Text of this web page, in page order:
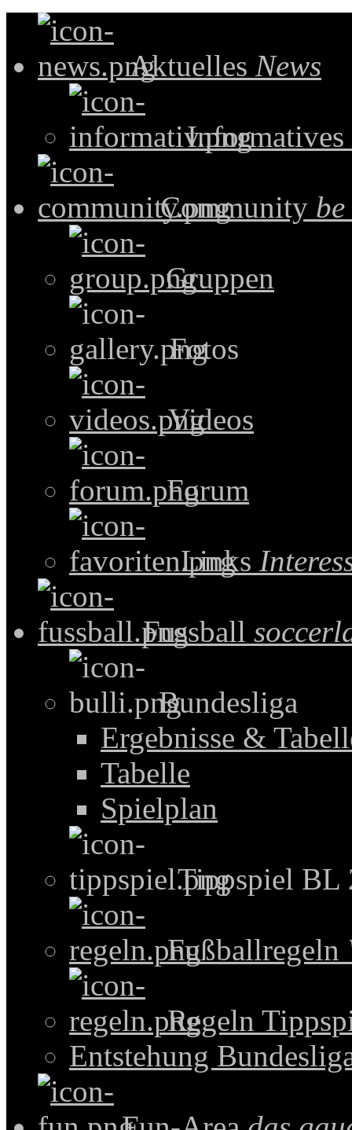
Aktuelles News
Informatives
Community
Gruppen
Fotos
Videos
Forum
Links
Fussball
Bundesliga
Ergebnisse &
Tabelle
Spielplan
Tippspiel BL
Fußballregeln
Regeln
Entstehung